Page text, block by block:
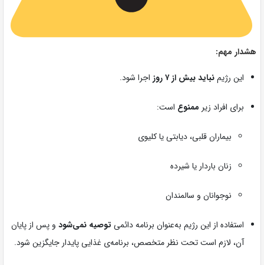
هشدار مهم:
این رژیمنباید بیش از ۷ روز اجرا شود.
برای افراد زیر ممنوع است:
بیماران قلبی، دیابتی یا کلیوی
زنان باردار یا شیرده
نوجوانان و سالمندان
استفاده از این رژیم به‌عنوان برنامه دائمی توصیه نمی‌شود و پس از پایان
آن، لازم است تحت نظر متخصص، برنامه‌ی غذایی پایدار جایگزین شود.